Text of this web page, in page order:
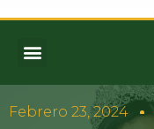
Febrero 23, 2024